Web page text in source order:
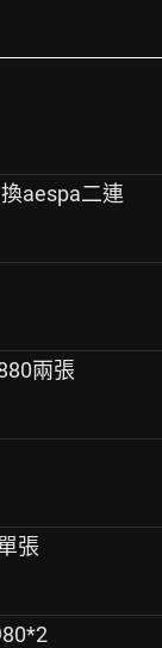
aespa二連
兩張
張